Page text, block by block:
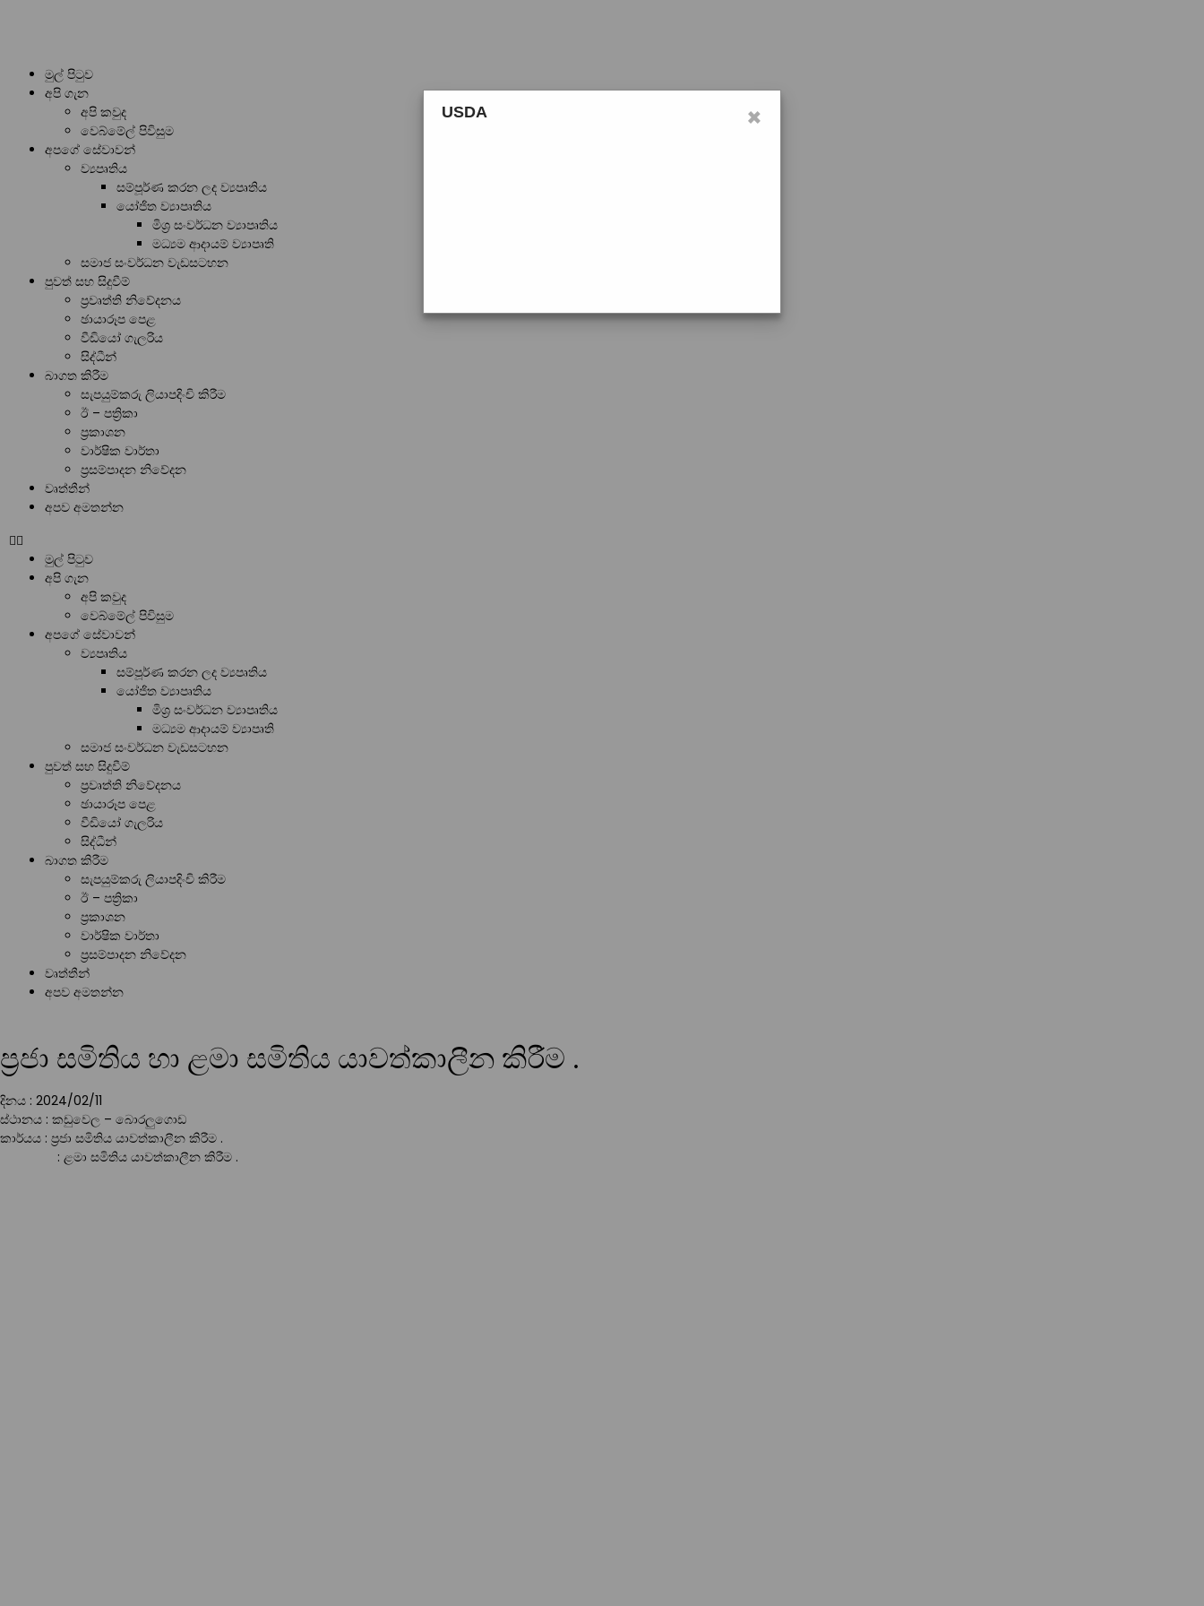
මුල් පිටුව
අපි ගැන
අපි කවුද
වෙබ්මේල් පිවිසුම
අපගේ සේවාවන්
ව්‍යපෘතිය
සම්පූර්ණ කරන ලද ව්‍යපෘතිය
යෝජිත ව්‍යාපෘතිය
මිශ්‍ර සංවර්ධන ව්‍යාපෘතිය
මධ්‍යම ආදායම් ව්‍යාපෘති
සමාජ සංවර්ධන වැඩසටහන
පුවත් සහ සිදුවීම්
ප්‍රවෘත්ති නිවේදනය
ඡායාරූප පෙළ
වීඩියෝ ගැලරිය
සිද්ධීන්
බාගත කිරීම
සැපයුම්කරු ලියාපදිංචි කිරීම
ඊ – පත්‍රිකා
ප්‍රකාශන
වාර්ෂික වාර්තා
ප්‍රසම්පාදන නිවේදන
වෘත්තීන්
අපව අමතන්න
මුල් පිටුව
අපි ගැන
අපි කවුද
වෙබ්මේල් පිවිසුම
අපගේ සේවාවන්
ව්‍යපෘතිය
සම්පූර්ණ කරන ලද ව්‍යපෘතිය
යෝජිත ව්‍යාපෘතිය
මිශ්‍ර සංවර්ධන ව්‍යාපෘතිය
මධ්‍යම ආදායම් ව්‍යාපෘති
සමාජ සංවර්ධන වැඩසටහන
පුවත් සහ සිදුවීම්
ප්‍රවෘත්ති නිවේදනය
ඡායාරූප පෙළ
වීඩියෝ ගැලරිය
සිද්ධීන්
බාගත කිරීම
සැපයුම්කරු ලියාපදිංචි කිරීම
ඊ – පත්‍රිකා
ප්‍රකාශන
වාර්ෂික වාර්තා
ප්‍රසම්පාදන නිවේදන
වෘත්තීන්
අපව අමතන්න
ප්‍රජා සමිතිය හා ළමා සමිතිය යාවත්කාලීන කිරීම .
දිනය : 2024/02/11
ස්ථානය : කඩුවෙල – බොරලුගොඩ
කාර්යය : ප්‍රජා සමිතිය යාවත්කාලීන කිරීම .
: ළමා සමිතිය යාවත්කාලීන කිරීම .
×
USDA